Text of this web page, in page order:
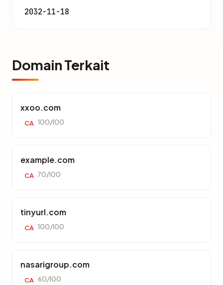
2032-11-18
Domain Terkait
xxoo.com
CA 100/100
example.com
CA 70/100
tinyurl.com
CA 100/100
nasarigroup.com
CA 60/100